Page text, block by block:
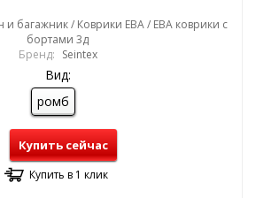
и багажник / Коврики ЕВА / ЕВА коврики с
бортами 3д
Бренд: Seintex
Вид:
ромб
Купить сейчас
Купить в 1 клик